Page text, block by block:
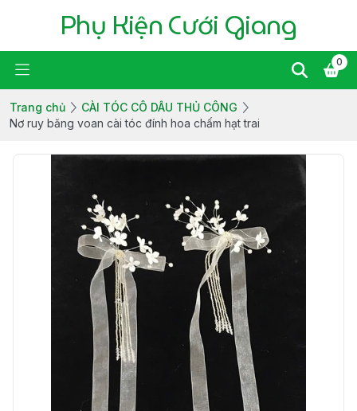
Phụ Kiện Cưới Giang
0
Trang chủ
CÀI TÓC CÔ DÂU THỦ CÔNG
Nơ ruy băng voan cài tóc đính hoa chấm hạt trai